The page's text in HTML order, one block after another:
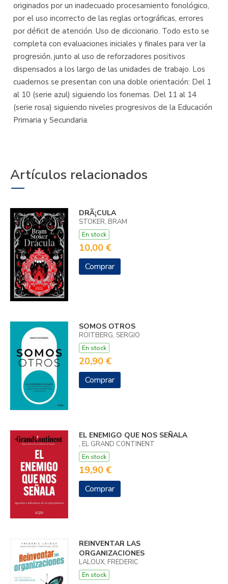
originados por un inadecuado procesamiento fonológico,
por el uso incorrecto de las reglas ortográficas, errores
por déficit de atención. Uso de diccionario. Todo esto se
completa con evaluaciones iniciales y finales para ver la
progresión, junto al uso de reforzadores positivos
dispensados a los largo de las unidades de trabajo. Los
cuadernos se presentan con una doble orientación: Del 1
al 10 (serie azul) siguiendo los fonemas. Del 11 al 14
(serie rosa) siguiendo niveles progresivos de la Educación
Primaria y Secundaria.
Artículos relacionados
DRÃ¡CULA
STOKER, BRAM
En stock
10,00 €
Comprar
SOMOS OTROS
ROITBERG, SERGIO
En stock
20,90 €
Comprar
EL ENEMIGO QUE NOS SEÑALA
, EL GRAND CONTINENT
En stock
19,90 €
Comprar
REINVENTAR LAS
ORGANIZACIONES
LALOUX, FREDERIC
En stock